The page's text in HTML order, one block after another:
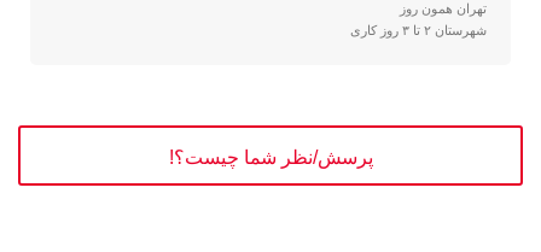
تهران همون روز
شهرستان ۲ تا ۳ روز کاری
پرسش/نظر شما چیست؟!